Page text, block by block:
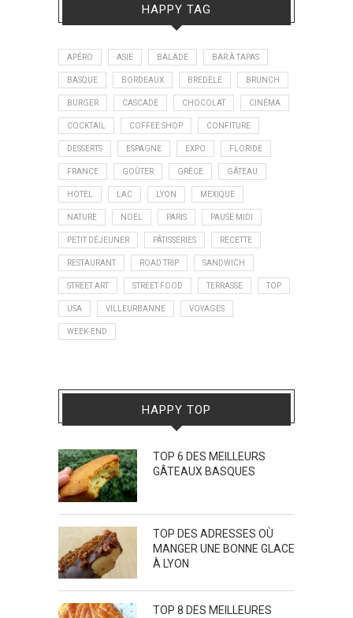
HAPPY TAG
APÉRO ASIE BALADE BAR À TAPAS
BASQUE BORDEAUX BREDELE BRUNCH
BURGER CASCADE CHOCOLAT CINÉMA
COCKTAIL COFFEE SHOP CONFITURE
DESSERTS ESPAGNE EXPO FLORIDE
FRANCE GOÛTER GRÈCE GÂTEAU
HOTEL LAC LYON MEXIQUE
NATURE NOEL PARIS PAUSE MIDI
PETIT DÉJEUNER PÂTISSERIES RECETTE
RESTAURANT ROAD TRIP SANDWICH
STREET ART STREET FOOD TERRASSE TOP
USA VILLEURBANNE VOYAGES
WEEK-END
HAPPY TOP
TOP 6 DES MEILLEURS
GÂTEAUX BASQUES
TOP DES ADRESSES OÙ
MANGER UNE BONNE GLACE
À LYON
TOP 8 DES MEILLEURES